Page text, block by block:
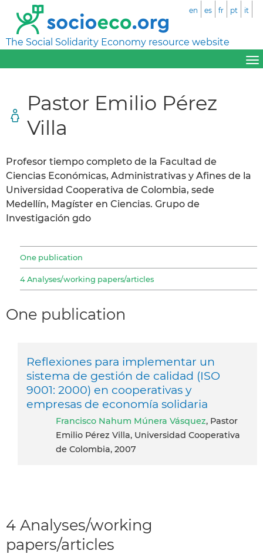
The Social Solidarity Economy resource website
en es fr pt it
Pastor Emilio Pérez
Villa
Profesor tiempo completo de la Facultad de
Ciencias Económicas, Administrativas y Afines de la
Universidad Cooperativa de Colombia, sede
Medellín, Magíster en Ciencias. Grupo de
Investigación gdo
One publication
4 Analyses/working papers/articles
One publication
Reflexiones para implementar un
sistema de gestión de calidad (ISO
9001: 2000) en cooperativas y
empresas de economía solidaria
Francisco Nahum Múnera Vásquez, Pastor
Emilio Pérez Villa, Universidad Cooperativa
de Colombia, 2007
4 Analyses/working
papers/articles